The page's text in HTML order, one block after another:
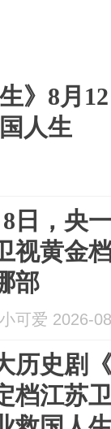
》8月
人生
日，央
视黄金
部
可爱 2026-
历史剧
档江苏